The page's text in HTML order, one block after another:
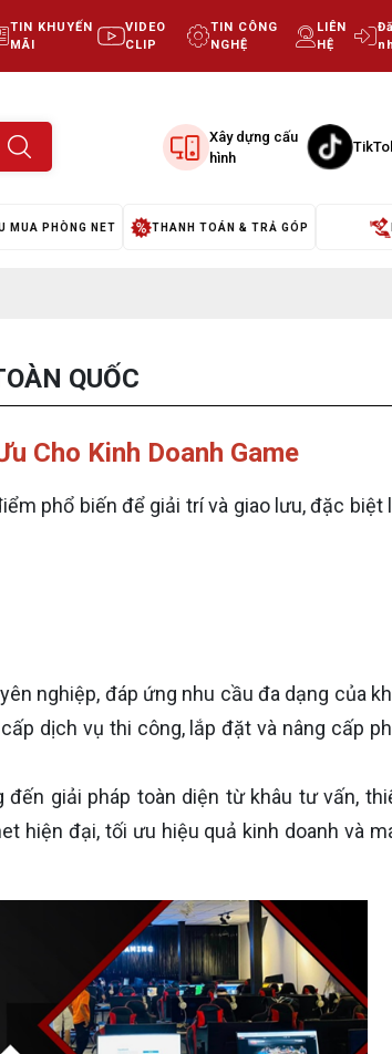
TIN KHUYẾN
MÃI
VIDEO
CLIP
TIN CÔNG
NGHỆ
LIÊN
HỆ
Xây dựng cấu
hình
MUA PHÒNG NET THANH TOÁN & TRẢ GÓP
QUỐC
Cho Kinh Doanh Game
phổ biến để giải trí và giao lưu, đặc biệt
nghiệp, đáp ứng nhu cầu đa dạng của
dịch vụ thi công, lắp đặt và nâng cấp
đến giải pháp toàn diện từ khâu tư vấn,
hiện đại, tối ưu hiệu quả kinh doanh và